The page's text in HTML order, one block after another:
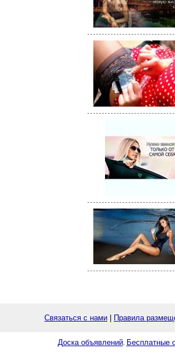
Связаться с нами Правила
Доска объявлений. Бесплатные